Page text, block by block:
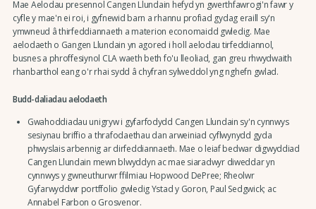
Mae Aelodau presennol Cangen Llundain hefyd yn gwerthfawrogi'n fawr y
cyfle y mae'n ei roi, i gyfnewid barn a rhannu profiad gydag eraill sy'n
ymwneud â thirfeddiannaeth a materion economaidd gwledig. Mae
aelodaeth o Gangen Llundain yn agored i holl aelodau tirfeddiannol,
busnes a phroffesiynol CLA waeth beth fo'u lleoliad, gan greu rhwydwaith
rhanbarthol eang o'r rhai sydd â chyfran sylweddol yng nghefn gwlad.
Budd-daliadau aelodaeth
Gwahoddiadau unigryw i gyfarfodydd Cangen Llundain sy'n cynnwys
sesiynau briffio a thrafodaethau dan arweiniad cyflwynydd gyda
phwyslais arbennig ar dirfeddiannaeth. Mae o leiaf bedwar digwyddiad
Cangen Llundain mewn blwyddyn ac mae siaradwyr diweddar yn
cynnwys y gwneuthurwr ffilmiau Hopwood DePree; Rheolwr
Gyfarwyddwr portffolio gwledig Ystad y Goron, Paul Sedgwick; ac
Annabel Farbon o Grosvenor.